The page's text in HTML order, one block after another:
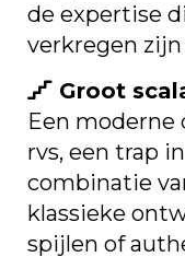
de expertise
verkregen
Groot
Een
rvs, een trap
combinatie
klassieke
spijlen of